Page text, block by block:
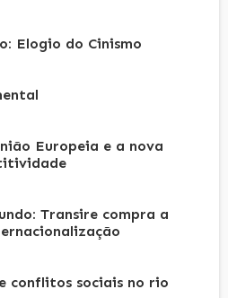
Elogio do Cinismo
Europeia e a nova
Transire compra a
conflitos sociais no rio